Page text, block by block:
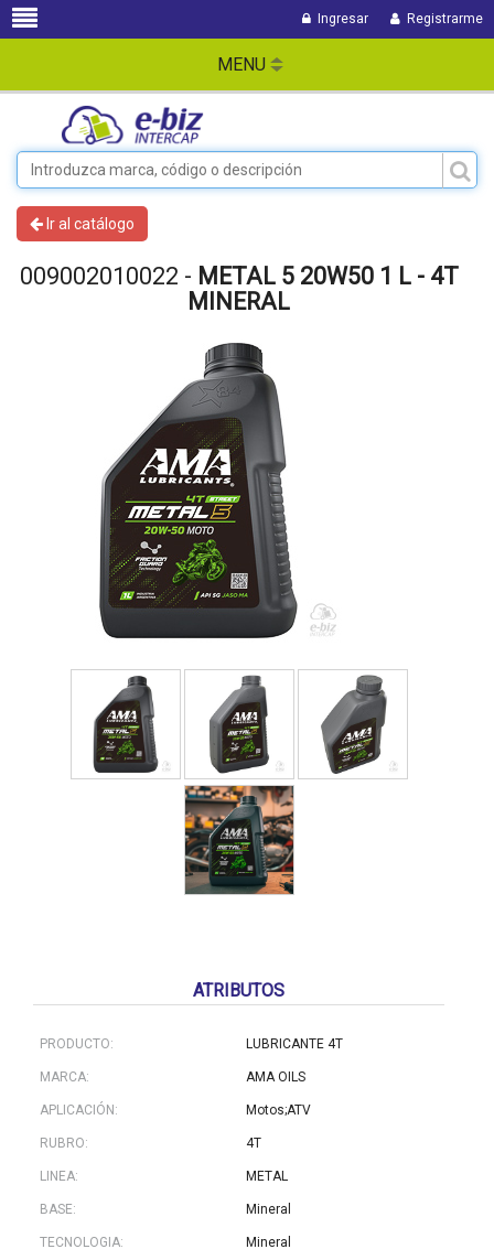
Ingresar Registrarme
MENU
Ir al catálogo
009002010022 - METAL 5 20W50 1 L - 4T
MINERAL
ATRIBUTOS
PRODUCTO: LUBRICANTE 4T
MARCA: AMA OILS
APLICACIÓN: Motos;ATV
RUBRO: 4T
LINEA: METAL
BASE: Mineral
TECNOLOGIA: Mineral